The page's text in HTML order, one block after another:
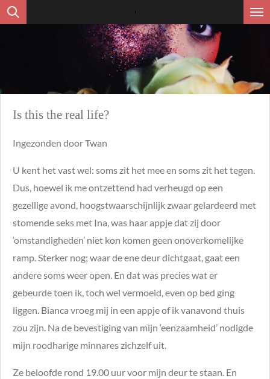
Ga
Is this the real life?
Ingezonden door Twan
U kent het vast wel: soms zit het mee en soms zit het tegen.
Dus, hoewel ik me ontzettend had verheugd op een
gezellige avond, hoogstwaarschijnlijk zwaar gelardeerd met
stomende seks met Ina, was haar appje dat zij door
‘omstandigheden’ niet kon komen geen onoverkomelijke
ramp. Sterker nog; waar de ene deur dichtgaat, gaat een
andere soms weer open. En dat was precies wat er
gebeurde toen ik, toch wel vermoeid, even op bed ging
liggen. Bianca vroeg mij in een appje of ik vanavond thuis
zou zijn. Na de bevestiging van mijn ‘eenzaamheid’ nodigde
mijn roodharige minnares zichzelf uit.
Ze beloofde rond 19.00 uur voor mijn deur te staan. En